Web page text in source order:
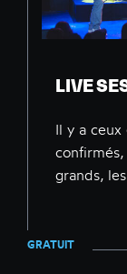
LIVE
Il y a
grands,
GRATUIT